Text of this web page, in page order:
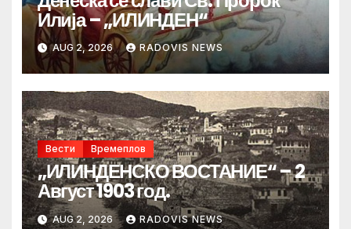
Илија – „ИЛИНДЕН“
AUG 2, 2026 RADOVIS NEWS
Вести Времеплов
„ИЛИНДЕНСКО ВОСТАНИЕ“ – 2
Август 1903 год.
AUG 2, 2026 RADOVIS NEWS